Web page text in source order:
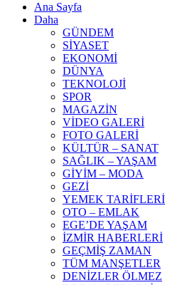
Ana Sayfa
Daha
GÜNDEM
SİYASET
EKONOMİ
DÜNYA
TEKNOLOJİ
SPOR
MAGAZİN
VİDEO GALERİ
FOTO GALERİ
KÜLTÜR – SANAT
SAĞLIK – YAŞAM
GİYİM – MODA
GEZİ
YEMEK TARİFLERİ
OTO – EMLAK
EGE’DE YAŞAM
İZMİR HABERLERİ
GEÇMİŞ ZAMAN
TÜM MANŞETLER
DENİZLER ÖLMEZ